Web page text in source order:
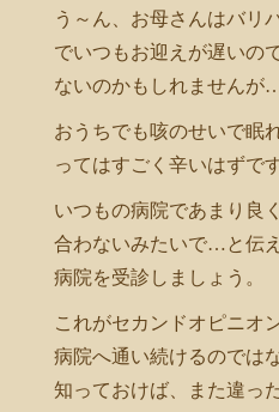
う～ん、お母さんはバリ
でいつもお迎えが遅いの
ないのかもしれませんが
おうちでも咳のせいで眠
ってはすごく辛いはずです
いつもの病院であまり良
合わないみたいで…と伝
病院を受診しましょう。
これがセカンドオピニオ
病院へ通い続けるのでは
知っておけば、また違っ